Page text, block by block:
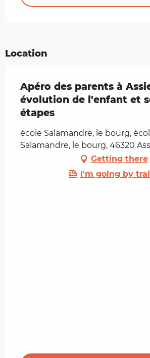
Location
Apéro des parents à
évolution de l'enfant et
étapes
école Salamandre, le bourg,
Salamandre, le bourg, 46320
Getting there
I'm going by